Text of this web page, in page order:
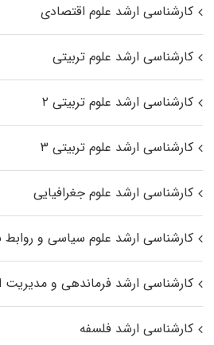
کارشناسی ارشد علوم اقتصادی
کارشناسی ارشد علوم تربیتی
کارشناسی ارشد علوم تربیتی ۲
کارشناسی ارشد علوم تربیتی ۳
کارشناسی ارشد علوم جغرافیایی
کارشناسی ارشد علوم سیاسی و روابط
کارشناسی ارشد فرماندهی و مدیریت
کارشناسی ارشد فلسفه